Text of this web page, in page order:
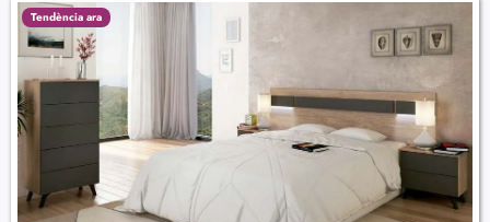
Tendència ara